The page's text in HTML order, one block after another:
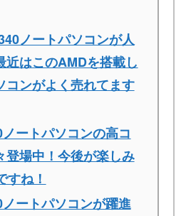
ノートパソコンが人
近はこのAMDを搭載し
コンがよく売れてます
ートパソコンの高コ
登場中！今後が楽しみ
すね！
ートパソコンが躍進